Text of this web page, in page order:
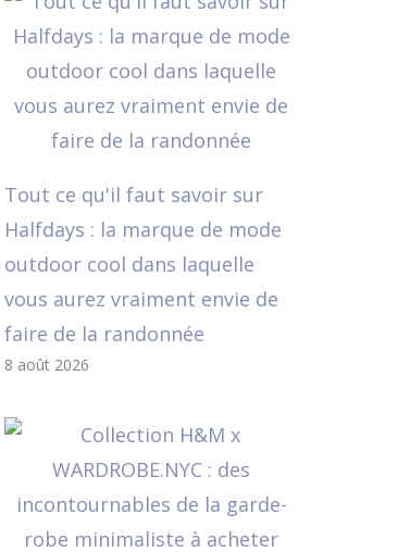
Tout ce qu'il faut savoir sur
Halfdays : la marque de mode
outdoor cool dans laquelle
vous aurez vraiment envie de
faire de la randonnée
8 août 2026